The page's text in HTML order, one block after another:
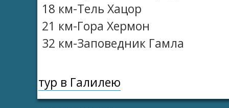
18 км-Тель Хацор
21 км-Гора Хермон
32 км-Заповедник Гамла
тур в Галилею